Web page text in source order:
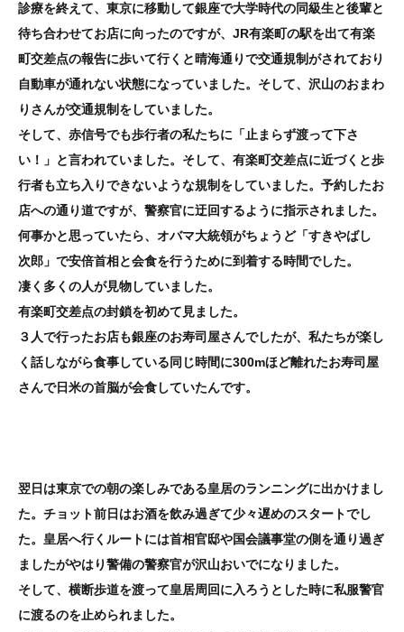
診療を終えて、東京に移動して銀座で大学時代の同級生と後輩と
待ち合わせてお店に向ったのですが、JR有楽町の駅を出て有楽
町交差点の報告に歩いて行くと晴海通りで交通規制がされており
自動車が通れない状態になっていました。そして、沢山のおまわ
りさんが交通規制をしていました。
そして、赤信号でも歩行者の私たちに「止まらず渡って下さ
い！」と言われていました。そして、有楽町交差点に近づくと歩
行者も立ち入りできないような規制をしていました。予約したお
店への通り道ですが、警察官に迂回するように指示されました。
何事かと思っていたら、オバマ大統領がちょうど「すきやばし
次郎」で安倍首相と会食を行うために到着する時間でした。
凄く多くの人が見物していました。
有楽町交差点の封鎖を初めて見ました。
３人で行ったお店も銀座のお寿司屋さんでしたが、私たちが楽し
く話しながら食事している同じ時間に300mほど離れたお寿司屋
さんで日米の首脳が会食していたんです。
翌日は東京での朝の楽しみである皇居のランニングに出かけまし
た。チョット前日はお酒を飲み過ぎて少々遅めのスタートでし
た。皇居へ行くルートには首相官邸や国会議事堂の側を通り過ぎ
ましたがやはり警備の警察官が沢山おいでになりました。
そして、横断歩道を渡って皇居周回に入ろうとした時に私服警官
に渡るのを止められました。